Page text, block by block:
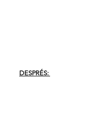
DESPRÉS: